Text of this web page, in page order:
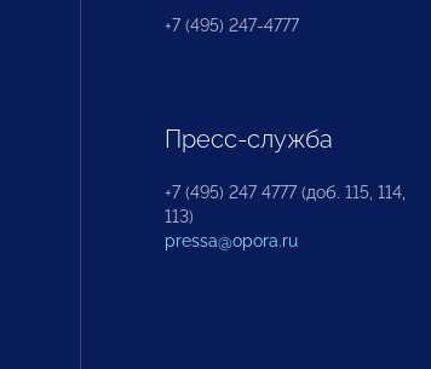
+7 (495) 247-4777
Пресс-служба
+7 (495) 247 4777 (доб. 115, 114,
113)
pressa@opora.ru